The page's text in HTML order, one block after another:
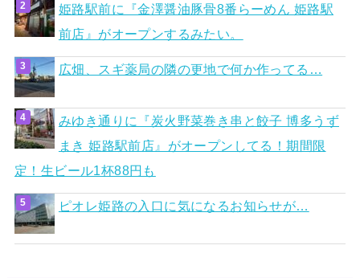
姫路駅前に『金澤醤油豚骨8番らーめん 姫路駅
前店』がオープンするみたい。
広畑、スギ薬局の隣の更地で何か作ってる…
みゆき通りに『炭火野菜巻き串と餃子 博多うず
まき 姫路駅前店』がオープンしてる！期間限
定！生ビール1杯88円も
ピオレ姫路の入口に気になるお知らせが…